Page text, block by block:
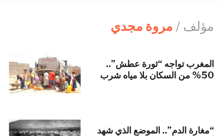
navigationمؤلف / مروة مجدي
المغرب تواجه “ثورة عطش”..
50% من السكان بلا مياه شرب
“مغارة الدم”.. الموضع الذي شهد